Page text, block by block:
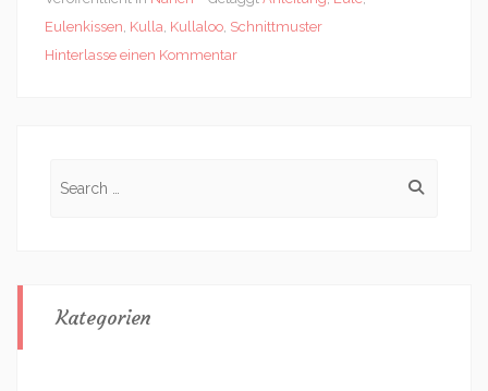
Eulenkissen Kulla Kullaloo Schnittmuster
Hinterlasse einen Kommentar
Kategorien